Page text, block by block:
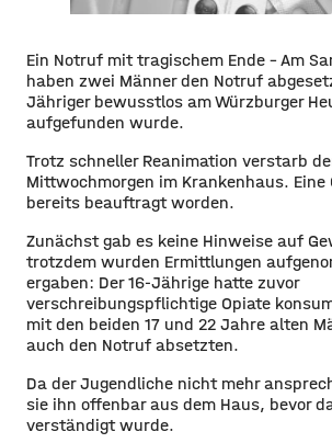
​​Ein Notruf mit tragischem Ende – Am
haben zwei Männer den Notruf
Jähriger bewusstlos am Würzburger
aufgefunden wurde.
​Trotz schneller Reanimation verstarb
Mittwochmorgen im Krankenhaus.
bereits beauftragt worden.
​Zunächst gab es keine Hinweise auf
trotzdem wurden Ermittlungen
ergaben: Der 16-Jährige hatte zuvor
verschreibungspflichtige Opiate
mit den beiden 17 und 22 Jahre alten
auch den Notruf absetzten.
​Da der Jugendliche nicht mehr
sie ihn offenbar aus dem Haus, bevor
verständigt wurde.